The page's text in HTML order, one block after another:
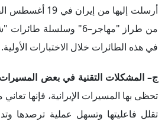
أرسلت إليها من
من طراز "مهاجر–6" وسلسلة
في هذه الطائرات خلال الاختبارات الأولية.
ج– المشكلات التقنية في بعض
تحظى بها المسيرات الإيرانية، فإنها
تقلل فاعليتها وتسهل عملية ترصدها